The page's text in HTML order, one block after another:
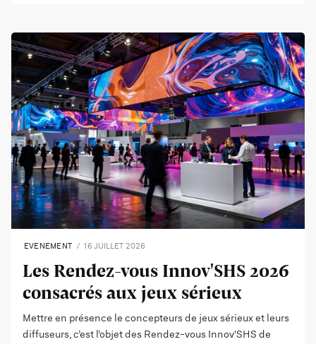
EVENEMENT 16 JUILLET 2026
Les Rendez-vous Innov'SHS 2026
consacrés aux jeux sérieux
Mettre en présence le concepteurs de jeux sérieux et leurs
diffuseurs, c’est l’objet des Rendez-vous Innov'SHS de